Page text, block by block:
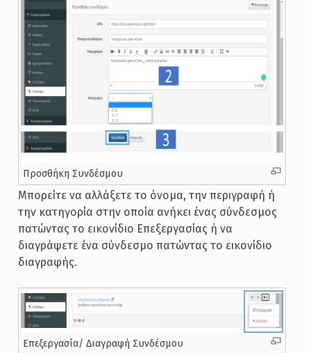
Προσθήκη Συνδέσμου
Μπορείτε να αλλάξετε το όνομα, την περιγραφή ή
την κατηγορία στην οποία ανήκει ένας σύνδεσμος
πατώντας το εικονίδιο Επεξεργασίας ή να
διαγράψετε ένα σύνδεσμο πατώντας το εικονίδιο
διαγραφής.
Επεξεργασία/ Διαγραφή Συνδέσμου